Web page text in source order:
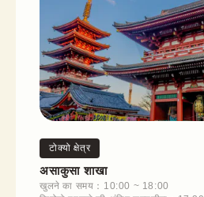
टोक्यो क्षेत्र
असाकुसा शाखा
खुलने का समय：10:00 ~ 18:00